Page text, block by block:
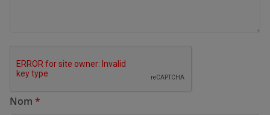
Nom *